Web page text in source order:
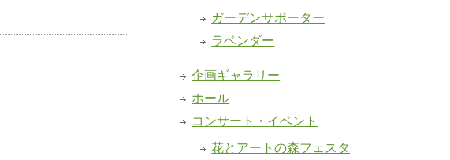
ガーデンサポーター
ラベンダー
企画ギャラリー
ホール
コンサート・イベント
花とアートの森フェスタ